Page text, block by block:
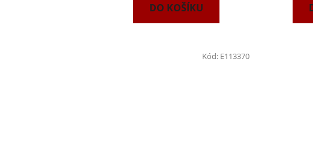
DO KOŠÍKU
Kód: E113370